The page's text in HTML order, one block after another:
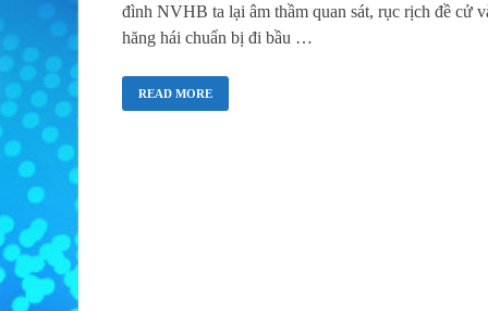
đình NVHB ta lại âm thầm quan sát, rục rịch đề cử
hăng hái chuẩn bị đi bầu …
READ MORE